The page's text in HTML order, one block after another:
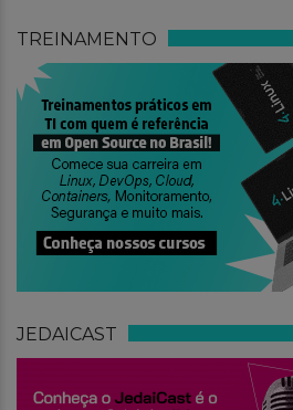
TREINAMENTO
JEDAICAST